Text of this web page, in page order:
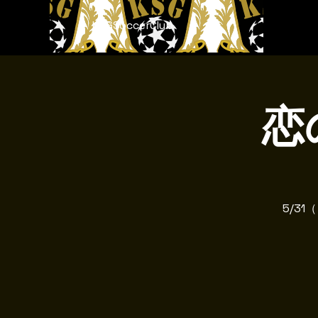
KSGSoccerClub
恋
5/31